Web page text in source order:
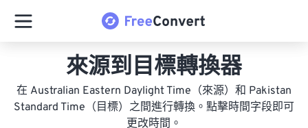
來源到目標轉換器
在 Australian Eastern Daylight Time（來源）和 Pakistan
Standard Time（目標）之間進行轉換。點擊時間字段即可
更改時間。